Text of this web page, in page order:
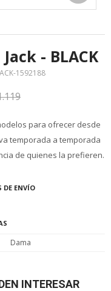
- BLACK
1592188
para ofrecer desde
temporada a temporada
de quienes la prefieren.
DE ENVÍO
Dama
INTERESAR